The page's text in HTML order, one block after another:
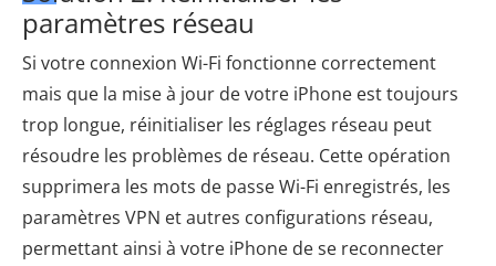
paramètres réseau
Si votre connexion Wi-Fi fonctionne correctement
mais que la mise à jour de votre iPhone est toujours
trop longue, réinitialiser les réglages réseau peut
résoudre les problèmes de réseau. Cette opération
supprimera les mots de passe Wi-Fi enregistrés, les
paramètres VPN et autres configurations réseau,
permettant ainsi à votre iPhone de se reconnecter